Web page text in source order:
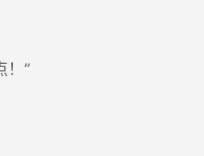
！”